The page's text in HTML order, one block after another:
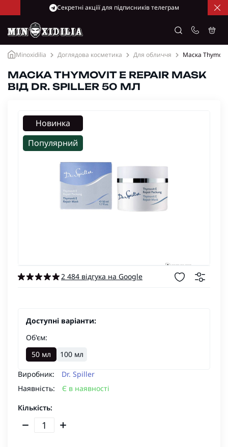
Cекретні акціїї для підписників телеграм
Minoxidilia Доглядова косметика Для обличчя Маска
МАСКА THYMOVIT E REPAIR MASK
ВІД DR. SPILLER 50 МЛ
Новинка
Популярний
2 484 відгука на Google
Виробник:
Dr. Spiller
Наявність:
Є в наявності
Кількість:
Доступні варіанти:
Об'єм:
50 мл
100 мл